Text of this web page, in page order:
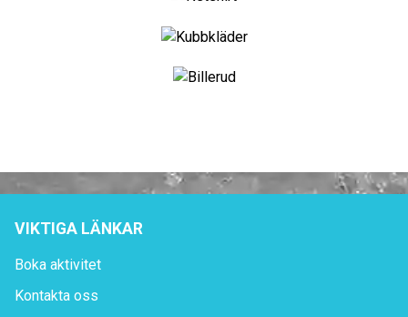
VIKTIGA LÄNKAR
Boka aktivitet
Kontakta oss